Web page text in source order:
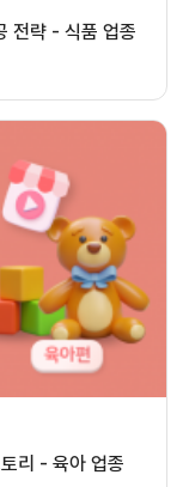
전략 - 식품 업종
리 - 육아 업종